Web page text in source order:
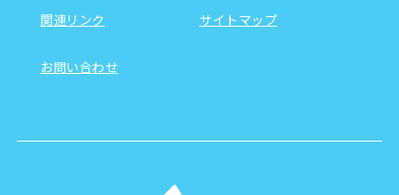
関連リンク サイトマップ
お問い合わせ